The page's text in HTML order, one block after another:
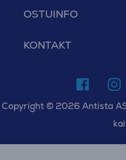
OSTUINFO
KONTAKT
Copyright © 2026 Antista